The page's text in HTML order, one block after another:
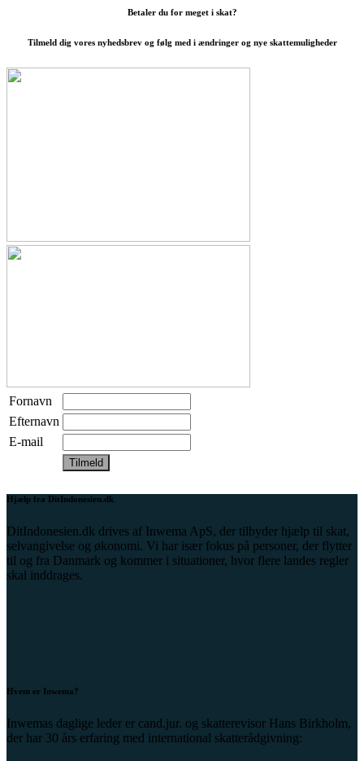
Betaler du for meget i skat?
Tilmeld dig vores nyhedsbrev og følg med i ændringer og nye skattemuligheder
Fornavn
Efternavn
E-mail
Hjælp fra DitIndonesien.dk
DitIndonesien.dk drives af Inwema ApS, der tilbyder hjælp til skat,
selvangivelse og økonomi. Vi har især fokus på personer, der flytter
til og fra Danmark og kommer i situationer, hvor flere landes regler
skal inddrages.
Hvem er Inwema?
Inwemas daglige leder er cand.jur. og skatterevisor Hans Birkholm,
der har 30 års erfaring med international skatterådgivning: